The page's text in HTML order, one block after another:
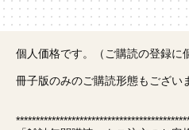
個人価格です。（ご購読の登録に
冊子版のみのご購読形態もござい